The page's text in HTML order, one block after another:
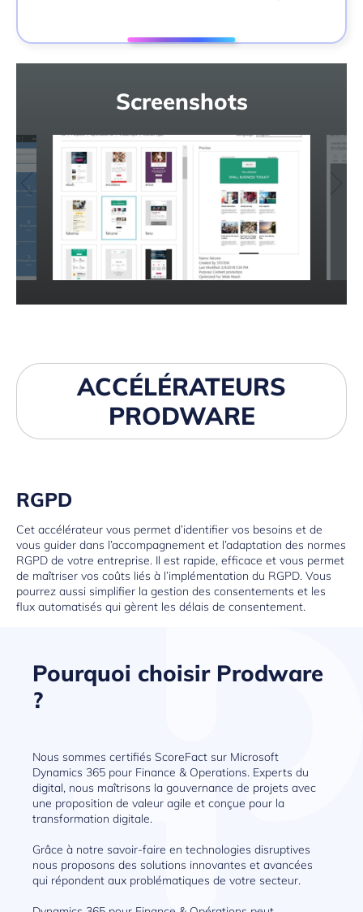
Screenshots
ACCÉLÉRATEURS
PRODWARE
RGPD
Cet accélérateur vous permet d’identifier vos besoins et de
vous guider dans l’accompagnement et l’adaptation des normes
RGPD de votre entreprise. Il est rapide, efficace et vous permet
de maîtriser vos coûts liés à l’implémentation du RGPD. Vous
pourrez aussi simplifier la gestion des consentements et les
flux automatisés qui gèrent les délais de consentement.
Pourquoi choisir Prodware
?
Nous sommes certifiés ScoreFact sur Microsoft
Dynamics 365 pour Finance & Operations. Experts du
digital, nous maîtrisons la gouvernance de projets avec
une proposition de valeur agile et conçue pour la
transformation digitale.
Grâce à notre savoir-faire en technologies disruptives
nous proposons des solutions innovantes et avancées
qui répondent aux problématiques de votre secteur.